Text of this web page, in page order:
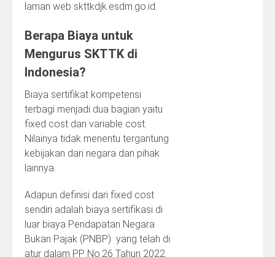
laman web skttkdjk.esdm.go.id.
Berapa Biaya untuk
Mengurus SKTTK di
Indonesia?
Biaya sertifikat kompetensi
terbagi menjadi dua bagian yaitu
fixed cost dan variable cost.
Nilainya tidak menentu tergantung
kebijakan dari negara dan pihak
lainnya.
Adapun definisi dari fixed cost
sendiri adalah biaya sertifikasi di
luar biaya Pendapatan Negara
Bukan Pajak (PNBP) yang telah di
atur dalam PP No.26 Tahun 2022.